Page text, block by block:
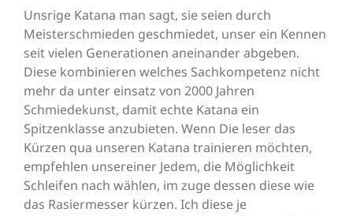
Unsrige Katana man sagt, sie seien durch
Meisterschmieden geschmiedet, unser ein Kennen
seit vielen Generationen aneinander abgeben.
Diese kombinieren welches Sachkompetenz nicht
mehr da unter einsatz von 2000 Jahren
Schmiedekunst, damit echte Katana ein
Spitzenklasse anzubieten. Wenn Die leser das
Kürzen qua unseren Katana trainieren möchten,
empfehlen unsereiner Jedem, die Möglichkeit
Schleifen nach wählen, im zuge dessen diese wie
das Rasiermesser kürzen. Ich diese je